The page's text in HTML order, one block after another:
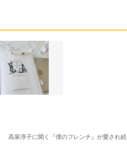
高泉淳子に聞く『僕のフレンチ』が愛され